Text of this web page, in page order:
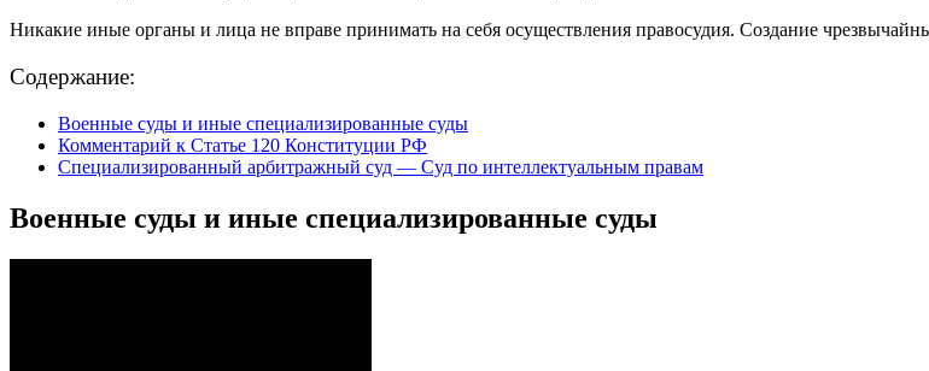
Никакие иные органы и лица не вправе принимать на себя осуществления правосудия. Создание
Содержание:
Военные суды и иные специализированные суды
Комментарий к Статье 120 Конституции РФ
Специализированный арбитражный суд — Суд по интеллектуальным правам
Военные суды и иные специализированные суды